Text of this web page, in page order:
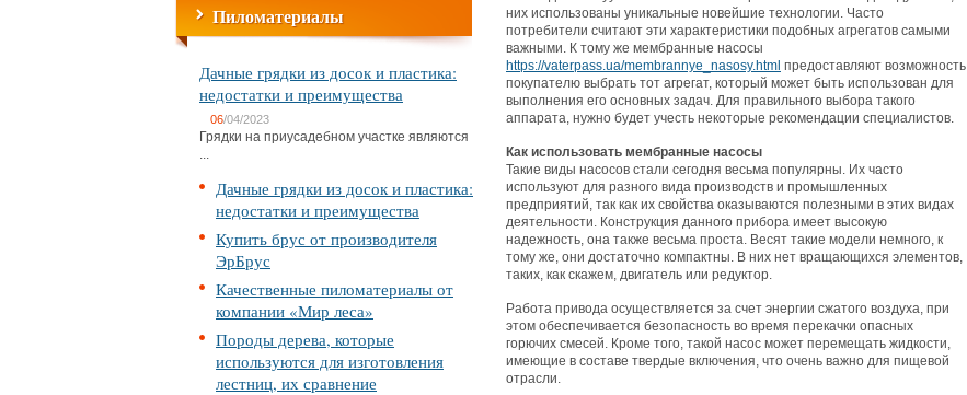
Пиломатериалы
Дачные грядки из досок и пластика:
недостатки и преимущества
06/04/2023
Грядки на приусадебном участке являются
...
Дачные грядки из досок и пластика:
недостатки и преимущества
Купить брус от производителя
ЭрБрус
Качественные пиломатериалы от
компании «Мир леса»
Породы дерева, которые
используются для изготовления
лестниц, их сравнение
них использованы уникальные новейшие технологии. Часто
потребители считают эти характеристики подобных агрегатов самыми
важными. К тому же мембранные насосы
https://vaterpass.ua/membrannye_nasosy.html предоставляют возможность
покупателю выбрать тот агрегат, который может быть использован для
выполнения его основных задач. Для правильного выбора такого
аппарата, нужно будет учесть некоторые рекомендации специалистов.
Как использовать мембранные насосы
Такие виды насосов стали сегодня весьма популярны. Их часто
используют для разного вида производств и промышленных
предприятий, так как их свойства оказываются полезными в этих видах
деятельности. Конструкция данного прибора имеет высокую
надежность, она также весьма проста. Весят такие модели немного, к
тому же, они достаточно компактны. В них нет вращающихся элементов,
таких, как скажем, двигатель или редуктор.
Работа привода осуществляется за счет энергии сжатого воздуха, при
этом обеспечивается безопасность во время перекачки опасных
горючих смесей. Кроме того, такой насос может перемещать жидкости,
имеющие в составе твердые включения, что очень важно для пищевой
отрасли.